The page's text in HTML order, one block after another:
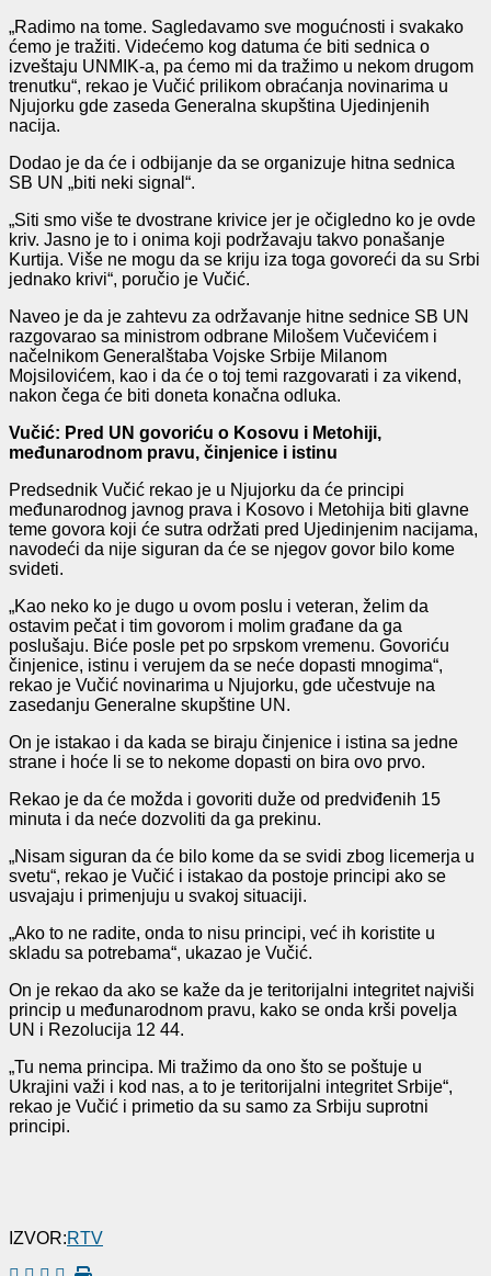
„Radimo na tome. Sagledavamo sve mogućnosti i svakako
ćemo je tražiti. Videćemo kog datuma će biti sednica o
izveštaju UNMIK-a, pa ćemo mi da tražimo u nekom drugom
trenutku“, rekao je Vučić prilikom obraćanja novinarima u
Njujorku gde zaseda Generalna skupština Ujedinjenih
nacija.
Dodao je da će i odbijanje da se organizuje hitna sednica
SB UN „biti neki signal“.
„Siti smo više te dvostrane krivice jer je očigledno ko je ovde
kriv. Jasno je to i onima koji podržavaju takvo ponašanje
Kurtija. Više ne mogu da se kriju iza toga govoreći da su Srbi
jednako krivi“, poručio je Vučić.
Naveo je da je zahtevu za održavanje hitne sednice SB UN
razgovarao sa ministrom odbrane Milošem Vučevićem i
načelnikom Generalštaba Vojske Srbije Milanom
Mojsilovićem, kao i da će o toj temi razgovarati i za vikend,
nakon čega će biti doneta konačna odluka.
Vučić: Pred UN govoriću o Kosovu i Metohiji,
međunarodnom pravu, činjenice i istinu
Predsednik Vučić rekao je u Njujorku da će principi
međunarodnog javnog prava i Kosovo i Metohija biti glavne
teme govora koji će sutra održati pred Ujedinjenim nacijama,
navodeći da nije siguran da će se njegov govor bilo kome
svideti.
„Kao neko ko je dugo u ovom poslu i veteran, želim da
ostavim pečat i tim govorom i molim građane da ga
poslušaju. Biće posle pet po srpskom vremenu. Govoriću
činjenice, istinu i verujem da se neće dopasti mnogima“,
rekao je Vučić novinarima u Njujorku, gde učestvuje na
zasedanju Generalne skupštine UN.
On je istakao i da kada se biraju činjenice i istina sa jedne
strane i hoće li se to nekome dopasti on bira ovo prvo.
Rekao je da će možda i govoriti duže od predviđenih 15
minuta i da neće dozvoliti da ga prekinu.
„Nisam siguran da će bilo kome da se svidi zbog licemerja u
svetu“, rekao je Vučić i istakao da postoje principi ako se
usvajaju i primenjuju u svakoj situaciji.
„Ako to ne radite, onda to nisu principi, već ih koristite u
skladu sa potrebama“, ukazao je Vučić.
On je rekao da ako se kaže da je teritorijalni integritet najviši
princip u međunarodnom pravu, kako se onda krši povelja
UN i Rezolucija 12 44.
„Tu nema principa. Mi tražimo da ono što se poštuje u
Ukrajini važi i kod nas, a to je teritorijalni integritet Srbije“,
rekao je Vučić i primetio da su samo za Srbiju suprotni
principi.
IZVOR:RTV